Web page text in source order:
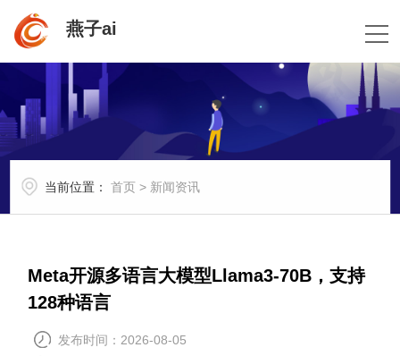
燕子ai
当前位置： 首页 > 新闻资讯
Meta开源多语言大模型Llama3-70B，支持
128种语言
发布时间：2026-08-05